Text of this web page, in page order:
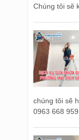
Chúng tôi sẽ
chúng tôi sẽ
0963 668 959